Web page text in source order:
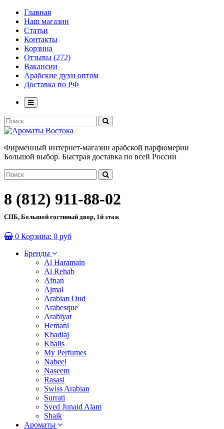
Главная
Наш магазин
Статьи
Контакты
Корзина
Отзывы (272)
Вакансии
Арабские духи оптом
Доставка по РФ
Фирменный интернет-магазин арабской парфюмерии
Большой выбор. Быстрая доставка по всей России
8 (812) 911-88-02
СПБ, Большой гостиный двор, 1й этаж
0 Корзина: 0 руб
Бренды
Al Haramain
Al Rehab
Afnan
Ajmal
Arabian Oud
Arabesque
Arabiyat
Hemani
Khadlaj
Khalis
My Perfumes
Nabeel
Naseem
Rasasi
Swiss Arabian
Surrati
Syed Junaid Alam
Shaik
Ароматы